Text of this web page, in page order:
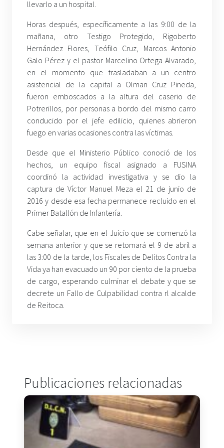
llevarlo a un hospital.
Horas después, específicamente a las 9:00 de la
mañana, otro Testigo Protegido, Rigoberto
Hernández Flores, Teófilo Cruz, Marcos Antonio
Galo Pérez y el pastor Marcelino Ortega Alvarado,
en el momento que trasladaban a un centro
asistencial de la capital a Olman Cruz Pineda,
fueron emboscados a la altura del caserio de
Potrerillos, por personas a bordo del mismo carro
conducido por el jefe edilicio, quienes abrieron
fuego en varias ocasiones contra las víctimas.
Desde que el Ministerio Público conoció de los
hechos, un equipo fiscal asignado a FUSINA
coordinó la actividad investigativa y se dio la
captura de Víctor Manuel Meza el 21 de junio de
2016 y desde esa fecha permanece recluido en el
Primer Batallón de Infantería.
Cabe señalar, que en el Juicio que se comenzó la
semana anterior y que se retomará el 9 de abril a
las 3:00 de la tarde, los Fiscales de Delitos Contra la
Vida ya han evacuado un 90 por ciento de la prueba
de cargo, esperando culminar el debate y que se
decrete un Fallo de Culpabilidad contra rl alcalde
de Reitoca.
Publicaciones relacionadas